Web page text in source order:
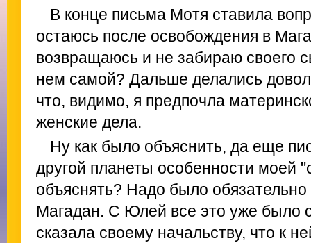
В конце письма Мотя ставила
остаюсь после освобождения в
возвращаюсь и не забираю своего
нем самой? Дальше делались
что, видимо, я предпочла
женские дела.
Ну как было объяснить, да еще
другой планеты особенности моей
объяснять? Надо было
Магадан. С Юлей все это уже было
сказала своему начальству, что к